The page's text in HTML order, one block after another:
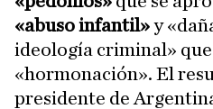
«abuso infantil»y
ideología criminal»
«hormonación». El
presidente de